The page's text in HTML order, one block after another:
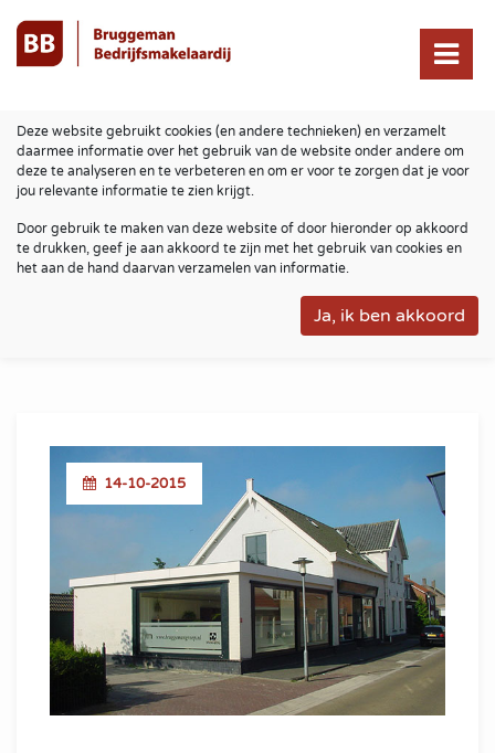
Deze website gebruikt cookies (en andere technieken) en verzamelt
daarmee informatie over het gebruik van de website onder andere om
deze te analyseren en te verbeteren en om er voor te zorgen dat je voor
jou relevante informatie te zien krijgt.
Door gebruik te maken van deze website of door hieronder op akkoord
te drukken, geef je aan akkoord te zijn met het gebruik van cookies en
het aan de hand daarvan verzamelen van informatie.
14-10-2015